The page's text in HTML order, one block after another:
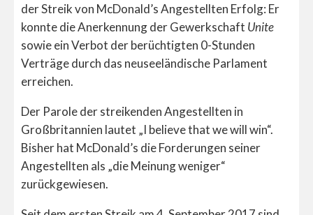
der Streik von McDonald’s Angestellten Erfolg: Er
konnte die Anerkennung der Gewerkschaft Unite
sowie ein Verbot der berüchtigten 0-Stunden
Verträge durch das neuseeländische Parlament
erreichen.
Der Parole der streikenden Angestellten in
Großbritannien lautet „I believe that we will win“.
Bisher hat McDonald’s die Forderungen seiner
Angestellten als „die Meinung weniger“
zurückgewiesen.